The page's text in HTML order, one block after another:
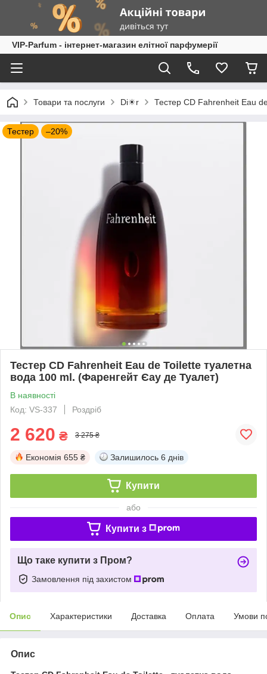
VIP-Parfum - інтернет-магазин елітної парфумерії
Товари та послуги Di☀r Тестер CD Fahrenheit Eau
Тестер –20%
Тестер CD Fahrenheit Eau de Toilette туалетна
вода 100 ml. (Фаренгейт Єау де Туалет)
В наявності
Код: VS-337
Роздріб
2 620 ₴ 3 275 ₴
Економія 655 ₴ Залишилось 6 днів
Купити
або
Купити з
Що таке купити з Пром?
Замовлення під захистом
Опис Характеристики Доставка Оплата Умови
Опис